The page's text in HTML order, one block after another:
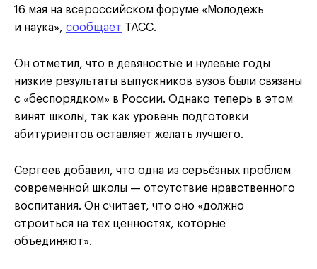
16 мая на всероссийском форуме «Молодежь
и наука», сообщает ТАСС.
Он отметил, что в девяностые и нулевые годы
низкие результаты выпускников вузов были связаны
с «беспорядком» в России. Однако теперь в этом
винят школы, так как уровень подготовки
абитуриентов оставляет желать лучшего.
Сергеев добавил, что одна из серьёзных проблем
современной школы — отсутствие нравственного
воспитания. Он считает, что оно «должно
строиться на тех ценностях, которые
объединяют».